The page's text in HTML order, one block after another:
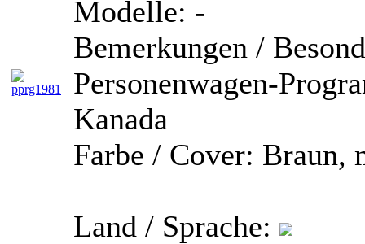
Modelle: -
Bemerkungen /
Personenwagen-
Kanada
Farbe / Cover: Braun,
Land / Sprache: